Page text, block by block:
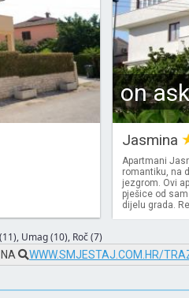
on ask
Jasmina
Apartmani
romantiku, na
jezgrom. Ovi
pješice od
dijelu grada.
, Umag (10), Roč (7)
WWW.SMJESTAJ.COM.HR/